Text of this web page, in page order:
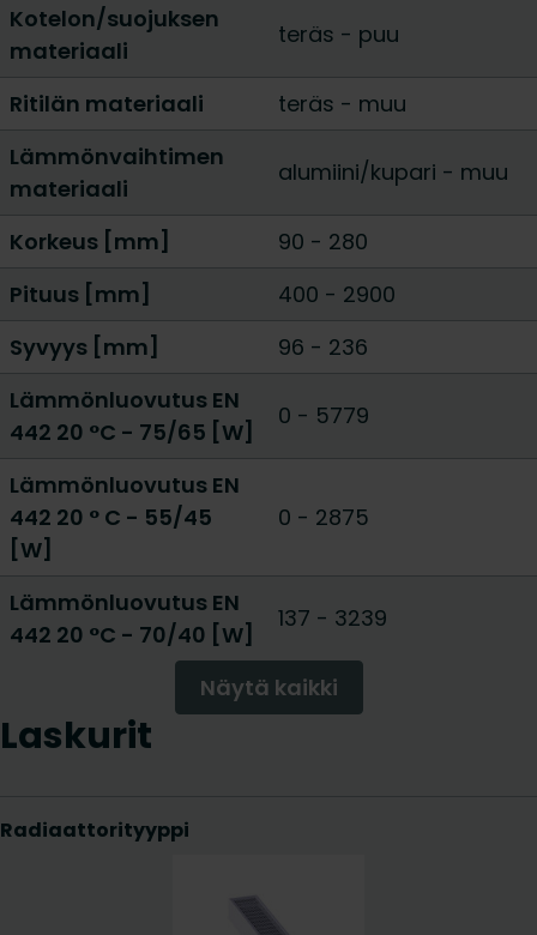
Kotelon/suojuksen
materiaali
teräs - puu
Ritilän materiaali teräs - muu
Lämmönvaihtimen
materiaali
alumiini/kupari - muu
Korkeus [mm] 90 - 280
Pituus [mm]
400 - 2900
Syvyys [mm]
96 - 236
Lämmönluovutus EN
442 20 °C - 75/65 [W]
0 - 5779
Lämmönluovutus EN
442 20 ° C - 55/45
[W]
0 - 2875
Lämmönluovutus EN
442 20 °C - 70/40 [W]
137 - 3239
Näytä kaikki
Laskurit